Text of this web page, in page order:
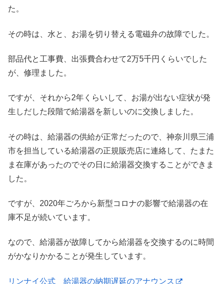
た。
その時は、水と、お湯を切り替える電磁弁の故障でした。
部品代と工事費、出張費合わせて2万5千円くらいでした
が、修理ました。
ですが、それから2年くらいして、お湯が出ない症状が発
生しだした段階で給湯器を新しいのに交換しました。
その時は、給湯器の供給が正常だったので、神奈川県三浦
市を担当している給湯器の正規販売店に連絡して、たまた
ま在庫があったのでその日に給湯器交換することができま
した。
ですが、2020年ごろから新型コロナの影響で給湯器の在
庫不足が続いています。
なので、給湯器が故障してから給湯器を交換するのに時間
がかなりかかることが発生しています。
リンナイ公式 給湯器の納期遅延のアナウンス